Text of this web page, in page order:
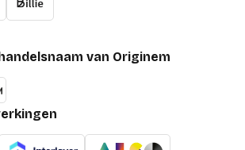
van Originem